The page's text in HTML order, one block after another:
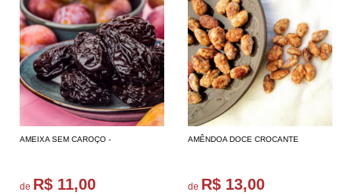
AMEIXA SEM CAROÇO -
de R$ 11,00
AMÊNDOA DOCE CROCANTE
de R$ 13,00